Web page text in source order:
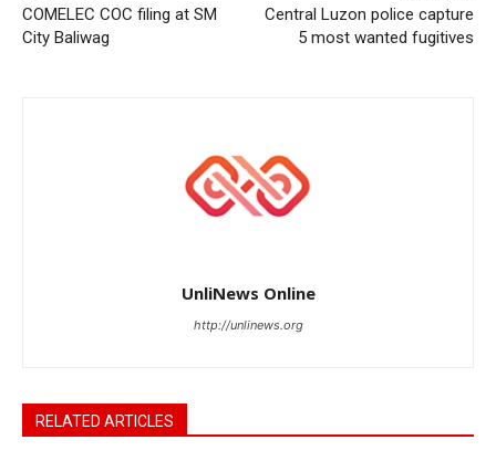
COMELEC COC filing at SM
City Baliwag
Central Luzon police capture
5 most wanted fugitives
UnliNews Online
http://unlinews.org
RELATED ARTICLES